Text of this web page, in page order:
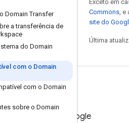
Domain Transfer
a transferência de
do Domain
com o Domain
com o Domain
sobre o Domain
Exceto em
Commons, e
site do
Última
Teste o Google